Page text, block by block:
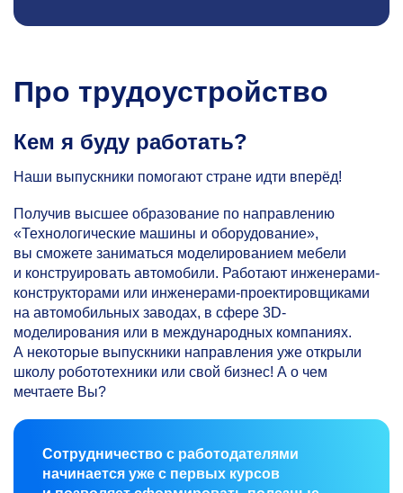
Про трудоустройство
Кем я буду работать?
Наши выпускники помогают стране идти вперёд!
Получив высшее образование по направлению
«Технологические машины и оборудование»,
вы сможете заниматься моделированием мебели
и конструировать автомобили. Работают инженерами-
конструкторами или инженерами-проектировщиками
на автомобильных заводах, в сфере 3D-
моделирования или в международных компаниях.
А некоторые выпускники направления уже открыли
школу робототехники или свой бизнес! А о чем
мечтаете Вы?
Сотрудничество с работодателями
начинается уже с первых курсов